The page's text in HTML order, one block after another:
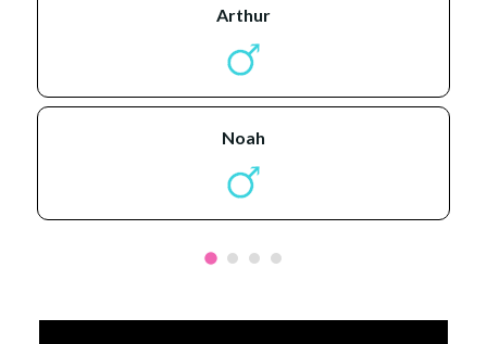
arthur
noah